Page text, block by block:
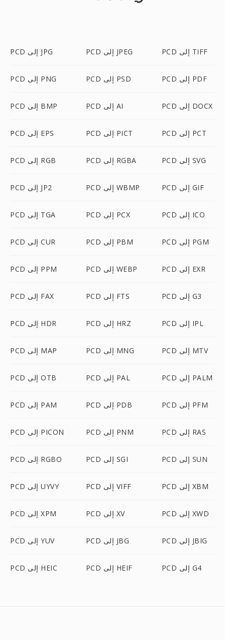
PCD إلى JPG PCD إلى JPEG PCD إلى TIFF
PCD إلى PNG PCD إلى PSD PCD إلى PDF
PCD إلى BMP PCD إلى AI PCD إلى DOCX
PCD إلى EPS PCD إلى PICT PCD إلى PCT
PCD إلى RGB PCD إلى RGBA PCD إلى SVG
PCD إلى JP2 PCD إلى WBMP PCD إلى GIF
PCD إلى TGA PCD إلى PCX PCD إلى ICO
PCD إلى CUR PCD إلى PBM PCD إلى PGM
PCD إلى PPM PCD إلى WEBP PCD إلى EXR
PCD إلى FAX PCD إلى FTS PCD إلى G3
PCD إلى HDR PCD إلى HRZ PCD إلى IPL
PCD إلى MAP PCD إلى MNG PCD إلى MTV
PCD إلى OTB PCD إلى PAL PCD إلى PALM
PCD إلى PAM PCD إلى PDB PCD إلى PFM
PCD إلى PICON PCD إلى PNM PCD إلى RAS
PCD إلى RGBO PCD إلى SGI PCD إلى SUN
PCD إلى UYVY PCD إلى VIFF PCD إلى XBM
PCD إلى XPM PCD إلى XV PCD إلى XWD
PCD إلى YUV PCD إلى JBG PCD إلى JBIG
PCD إلى HEIC PCD إلى HEIF PCD إلى G4